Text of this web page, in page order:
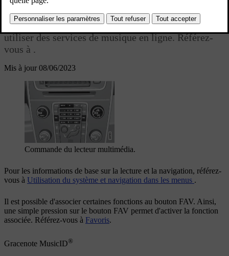
Mis à jour 08/06/2023
Avec unevoiture connectée à Internet, vous pouvez
écouter des radios internet, des livres audio et
utiliser des services de musique en ligne. Référez-
vous à .
Commande du lecteur multimédia.
Pour les informations de base sur la lecture et la navigation, référez-
vous à Utilisation du système et navigation dans les menus .
Il est possible d'associer certaines fonctions au bouton FAV. Ainsi,
une simple pression sur le bouton FAV permet d'activer la fonction
associée. Référez-vous à Favoris.
Gracenote MusicID®